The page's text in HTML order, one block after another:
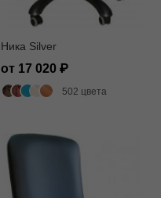
Ника Silver
от 17 020
502 цвета